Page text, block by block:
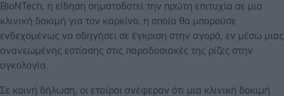
BioNTech, η είδηση ​​σηματοδοτεί την πρώτη επιτυχία σε μια
κλινική δοκιμή για τον καρκίνο, η οποία θα μπορούσε
ενδεχομένως να οδηγήσει σε έγκριση στην αγορά, εν μέσω μιας
ανανεωμένης εστίασης στις παραδοσιακές της ρίζες στην
ογκολογία.
Σε κοινή δήλωση, οι εταίροι ανέφεραν ότι μια κλινική δοκιμή